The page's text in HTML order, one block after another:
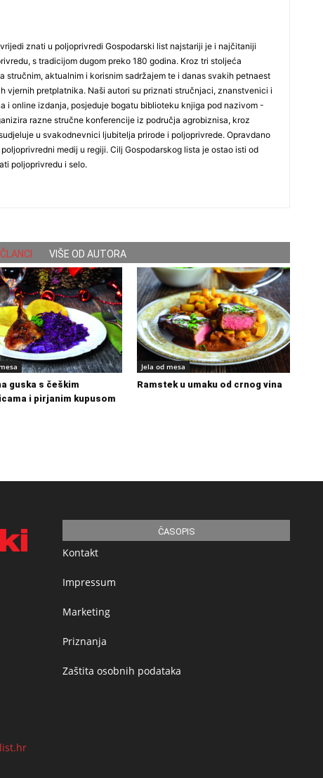
znati u poljoprivredi Gospodarski list najstariji je i najčitaniji
s tradicijom dugom preko 180 godina. Kroz tri stoljeća
stručnim, aktualnim i korisnim sadržajem te i danas svakih petnaest
vjernih pretplatnika. Naši autori su priznati stručnjaci, znanstvenici i
i online izdanja, posjeduje bogatu biblioteku knjiga pod nazivom -
razne stručne konferencije iz područja agrobiznisa, kroz
u svakodnevnici ljubitelja prirode i poljoprivrede. Opravdano
medij u regiji. Cilj Gospodarskog lista je ostao isti od
poljoprivredu i selo.
VIŠE OD AUTORA
guska s češkim
i pirjanim kupusom
Jela od mesa
Ramstek u umaku od crnog vina
ČASOPIS
Kontakt
Impressum
Marketing
Priznanja
Zaštita osobnih podataka